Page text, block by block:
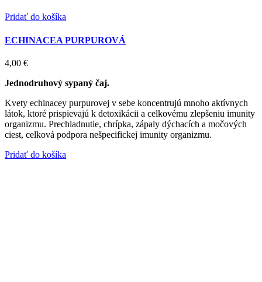
Pridať do košíka
ECHINACEA PURPUROVÁ
4,00 €
Jednodruhový sypaný čaj.
Kvety echinacey purpurovej v sebe koncentrujú mnoho aktívnych
látok, ktoré prispievajú k detoxikácii a celkovému zlepšeniu imunity
organizmu. Prechladnutie, chrípka, zápaly dýchacích a močových
ciest, celková podpora nešpecifickej imunity organizmu.
Pridať do košíka